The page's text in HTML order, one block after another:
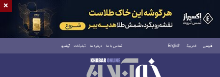
فارسی العربية English تماس با ما درباره ما تبلیغات آرشیو
دوشنبه ۱۹ مرداد ۱۴۰۵
×